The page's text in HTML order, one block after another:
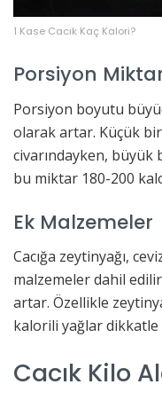
1 Kase Cacık Kaç Kalori?
Porsiyon
Porsiyon boyutu
olarak artar. Küçük
civarındayken,
bu miktar 180-200
Ek Malzemeler
Cacığa zeytinyağı,
malzemeler dahil
artar. Özellikle
kalorili yağlar dikkatle
Cacık Kilo